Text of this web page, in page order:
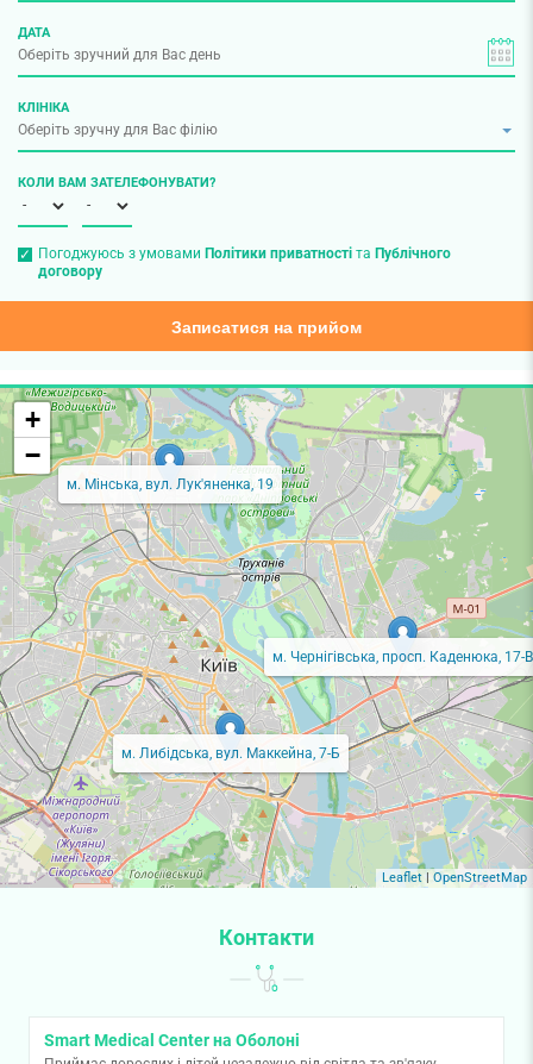
ДАТА
КЛІНІКА
КОЛИ ВАМ ЗАТЕЛЕФОНУВАТИ?
Погоджуюсь з умовами Політики приватностіта Публічного
договору
Записатися на прийом
м. Мінська, вул. Лук'яненка, 19
м. Либідська, вул. Маккейна, 7-Б
м. Чернігівська, просп. Каденюка, 17-В
+
−
Leaflet| OpenStreetMap
Контакти
Smart Medical Center на Оболоні